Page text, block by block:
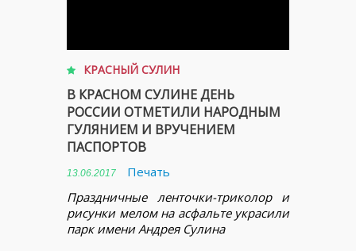
КРАСНЫЙ СУЛИН
В КРАСНОМ СУЛИНЕ ДЕНЬ
РОССИИ ОТМЕТИЛИ НАРОДНЫМ
ГУЛЯНИЕМ И ВРУЧЕНИЕМ
ПАСПОРТОВ
13.06.2017
Печать
Праздничные ленточки-триколор и
рисунки мелом на асфальте украсили
парк имени Андрея Сулина